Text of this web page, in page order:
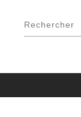
Rechercher